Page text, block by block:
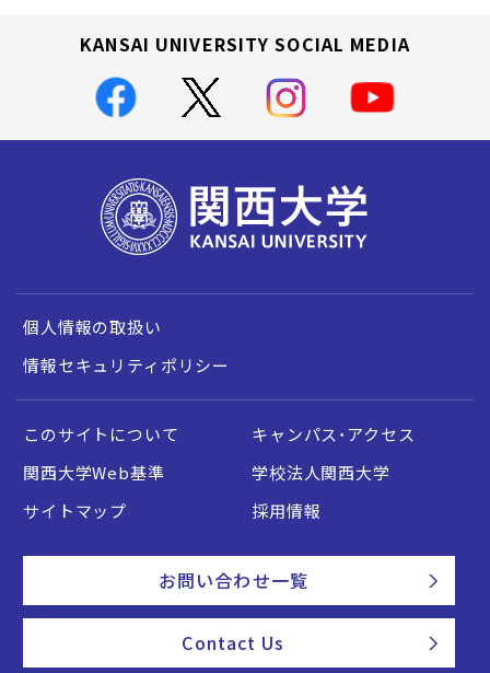
KANSAI UNIVERSITY SOCIAL MEDIA
個人情報の取扱い
情報セキュリティポリシー
このサイトについて
キャンパス・アクセス
関西大学Web基準
学校法人関西大学
サイトマップ
採用情報
お問い合わせ一覧
Contact Us